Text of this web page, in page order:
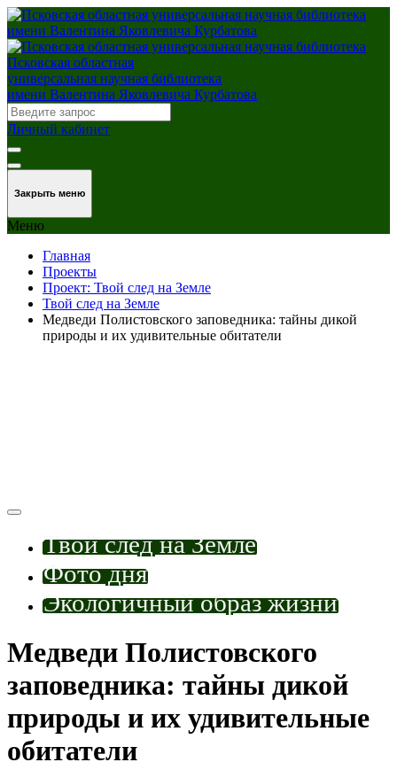
Псковская областная
универсальная научная библиотека
имени Валентина Яковлевича Курбатова
Личный кабинет
Закрыть меню
Меню
Главная
Проекты
Проект: Твой след на Земле
Твой след на Земле
Медведи Полистовского заповедника: тайны дикой
природы и их удивительные обитатели
Твой след на Земле
Фото дня
Экологичный образ жизни
Медведи Полистовского
заповедника: тайны дикой
природы и их удивительные
обитатели